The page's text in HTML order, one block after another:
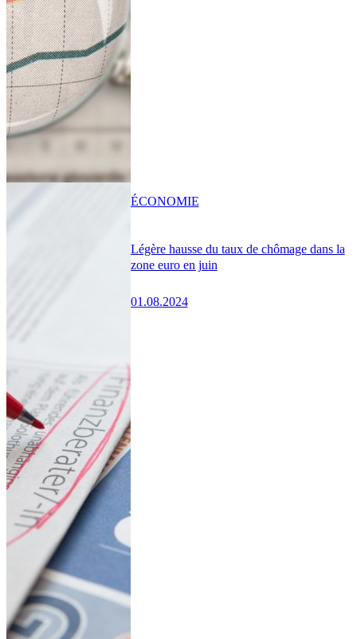
Légère hausse du taux de chômage dans la
zone euro en juin
01.08.2024
ÉCONOMIE